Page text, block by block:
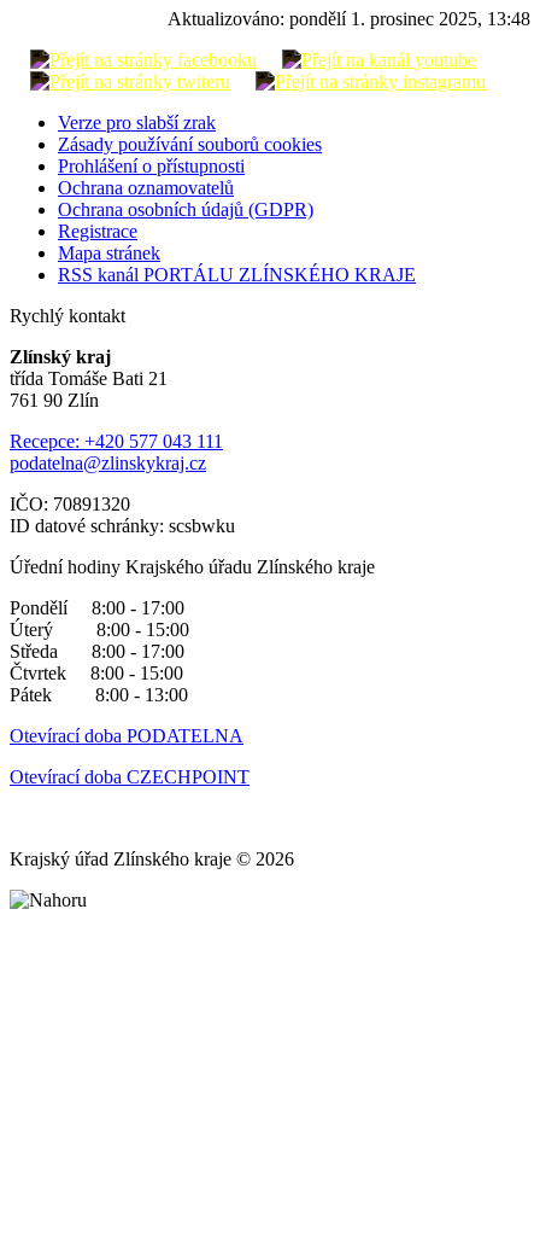
Aktualizováno: pondělí 1. prosinec 2025, 13:48
Verze pro slabší zrak
Zásady používání souborů cookies
Prohlášení o přístupnosti
Ochrana oznamovatelů
Ochrana osobních údajů (GDPR)
Registrace
Mapa stránek
RSS kanál PORTÁLU ZLÍNSKÉHO KRAJE
Rychlý kontakt
Zlínský kraj
třída Tomáše Bati 21
761 90 Zlín
Recepce: +420 577 043 111
podatelna@zlinskykraj.cz
IČO: 70891320
ID datové schránky: scsbwku
Úřední hodiny Krajského úřadu Zlínského kraje
Pondělí 8:00 - 17:00
Úterý 8:00 - 15:00
Středa 8:00 - 17:00
Čtvrtek 8:00 - 15:00
Pátek 8:00 - 13:00
Otevírací doba PODATELNA
Otevírací doba CZECHPOINT
Krajský úřad Zlínského kraje © 2026